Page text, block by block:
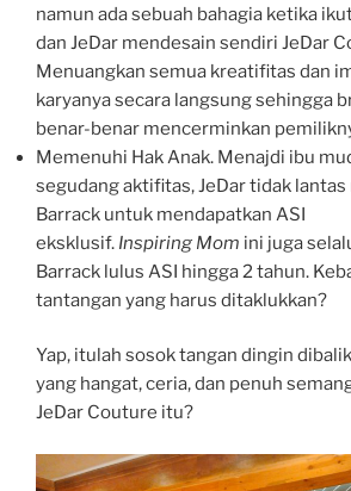
namun ada sebuah bahagia ketika
dan JeDar mendesain sendiri JeDar
Menuangkan semua kreatifitas dan
karyanya secara langsung sehingga
benar-benar mencerminkan
Memenuhi Hak Anak. Menajdi ibu
segudang aktifitas, JeDar tidak lantas
Barrack untuk mendapatkan ASI
eksklusif. Inspiring Mom ini juga
Barrack lulus ASI hingga 2 tahun.
tantangan yang harus ditaklukkan?
Yap, itulah sosok tangan dingin
yang hangat, ceria, dan penuh
JeDar Couture itu?